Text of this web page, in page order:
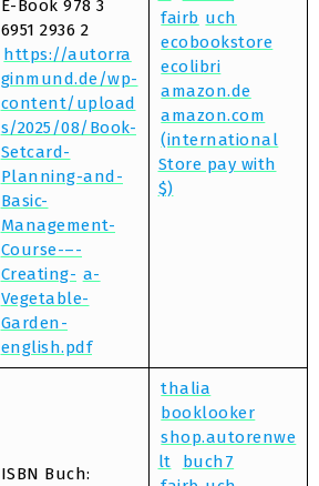
E-Book 978 3
6951 2936 2
https://autorra
ginmund.de/wp-
content/upload
s/2025/08/Book-
Setcard-
Planning-and-
Basic-
Management-
Course-–-
Creating- a-
Vegetable-
Garden-
english.pdf
fairb uch
ecobookstore
ecolibri
amazon.de
amazon.com
(international
Store pay with
$)
ISBN Buch:
thalia
booklooker
shop.autorenwe
lt
buch7